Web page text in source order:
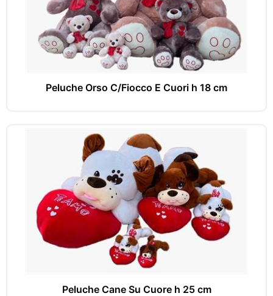
Peluche Orso C/Fiocco E Cuori h 18 cm
Peluche Cane Su Cuore h 25 cm